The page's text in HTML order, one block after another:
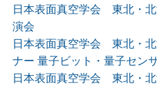
日本表面真空学会 東北・
演会
日本表面真空学会 東北・北
ナー 量子ビット・量子セン
日本表面真空学会 東北・